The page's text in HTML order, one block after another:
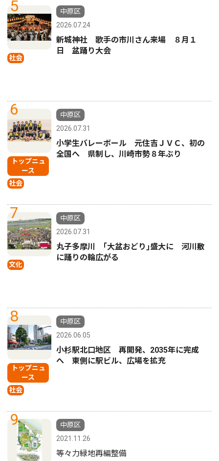
5
社会
中原区
2026.07.24
新城神社 歌手の市川さん来場 ８月１
日 盆踊り大会
6
トップニュ
ース
社会
中原区
2026.07.31
小学生バレーボール 元住吉ＪＶＣ、初の
全国へ 県制し、川崎市勢８年ぶり
7
文化
中原区
2026.07.31
丸子多摩川 ｢大盆おどり｣盛大に 河川敷
に踊りの輪広がる
8
トップニュ
ース
社会
中原区
2026.06.05
小杉駅北口地区 再開発、2035年に完成
へ 東側に駅ビル、広場を拡充
9
中原区
2021.11.26
等々力緑地再編整備